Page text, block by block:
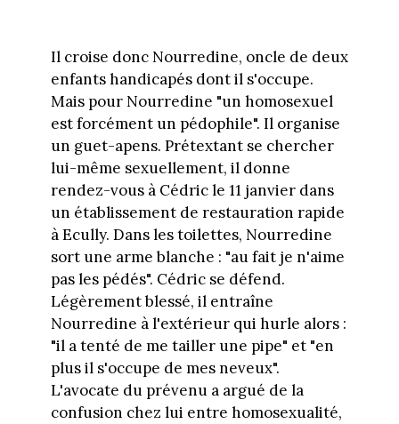
Il croise donc Nourredine, oncle de deux
enfants handicapés dont il s'occupe.
Mais pour Nourredine "un homosexuel
est forcément un pédophile". Il organise
un guet-apens. Prétextant se chercher
lui-même sexuellement, il donne
rendez-vous à Cédric le 11 janvier dans
un établissement de restauration rapide
à Ecully. Dans les toilettes, Nourredine
sort une arme blanche : "au fait je n'aime
pas les pédés". Cédric se défend.
Légèrement blessé, il entraîne
Nourredine à l'extérieur qui hurle alors :
"il a tenté de me tailler une pipe" et "en
plus il s'occupe de mes neveux".
L'avocate du prévenu a argué de la
confusion chez lui entre homosexualité,